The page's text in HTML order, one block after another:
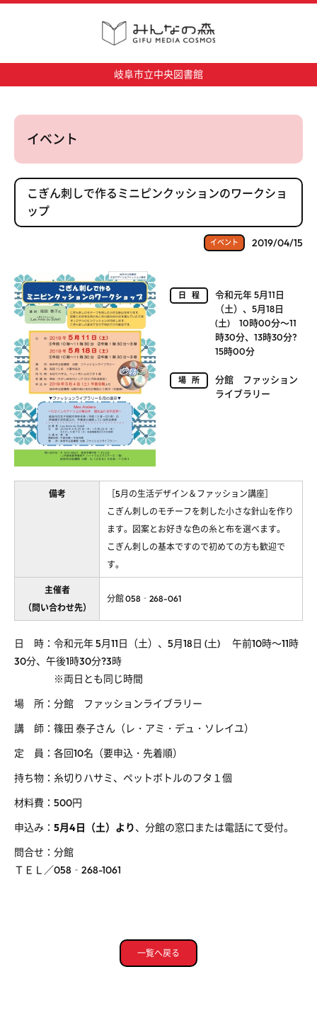
岐阜市立中央図書館
イベント
こぎん刺しで作るミニピンクッションのワークショ
ップ
イベント 2019/04/15
日程
令和元年 5月11日
（土）、5月18日
(土) 10時00分～11
時30分、13時30分?
15時00分
場所
分館 ファッション
ライブラリー
備考
［5月の生活デザイン＆ファッション講座］
こぎん刺しのモチーフを刺した小さな針山を作り
ます。図案とお好きな色の糸と布を選べます。
こぎん刺しの基本ですので初めての方も歓迎で
す。
主催者
（問い合わせ先）
分館 058‐268-061
日 時：令和元年 5月11日（土）、5月18日 (土) 午前10時～11時
30分、午後1時30分?3時
※両日とも同じ時間
場 所：分館 ファッションライブラリー
講 師：篠田 泰子さん（レ・アミ・デュ・ソレイユ）
定 員：各回10名（要申込・先着順）
持ち物：糸切りハサミ、ペットボトルのフタ１個
材料費：500円
申込み： 5月4日（土）より、分館の窓口または電話にて受付。
問合せ：分館
ＴＥＬ／058‐268-1061
一覧へ戻る